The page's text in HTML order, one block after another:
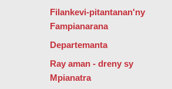
Filankevi-pitantanan'ny
Fampianarana
Departemanta
Ray aman - dreny sy
Mpianatra